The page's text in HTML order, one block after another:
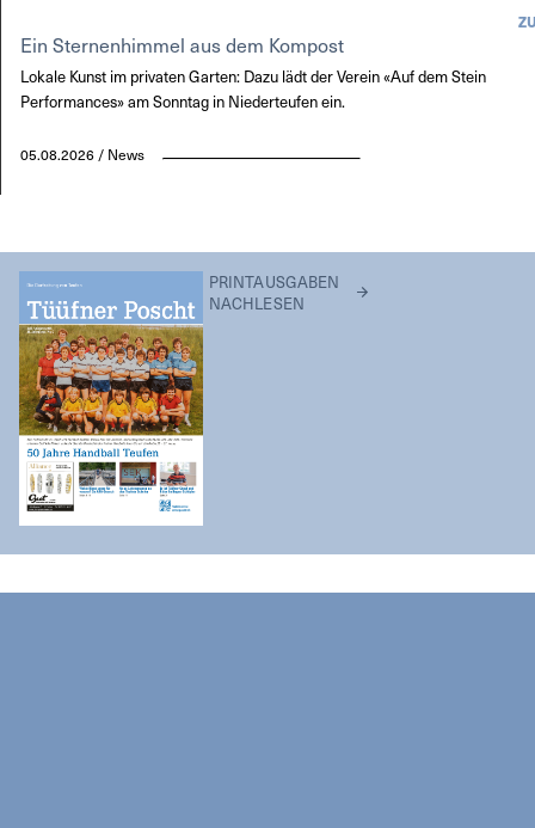
Ein Sternenhimmel aus dem Kompost
Lokale Kunst im privaten Garten: Dazu lädt der Verein «Auf dem Stein
Performances» am Sonntag in Niederteufen ein.
05.08.2026 / News
PRINTAUSGABEN
NACHLESEN